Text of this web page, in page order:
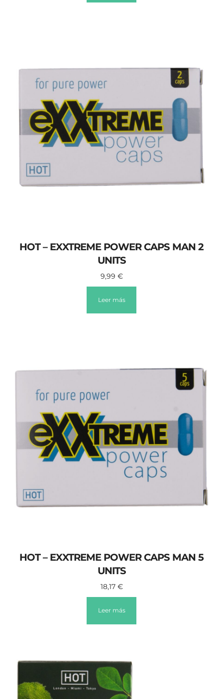
HOT – EXXTREME POWER CAPS MAN 2
UNITS
9,99 €
Leer más
HOT – EXXTREME POWER CAPS MAN 5
UNITS
18,17 €
Leer más